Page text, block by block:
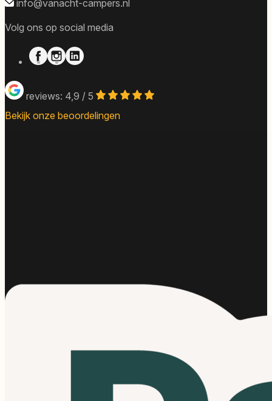
info@vanacht-campers.nl
Volg ons op social media
reviews: 4,9 / 5
Bekijk onze beoordelingen